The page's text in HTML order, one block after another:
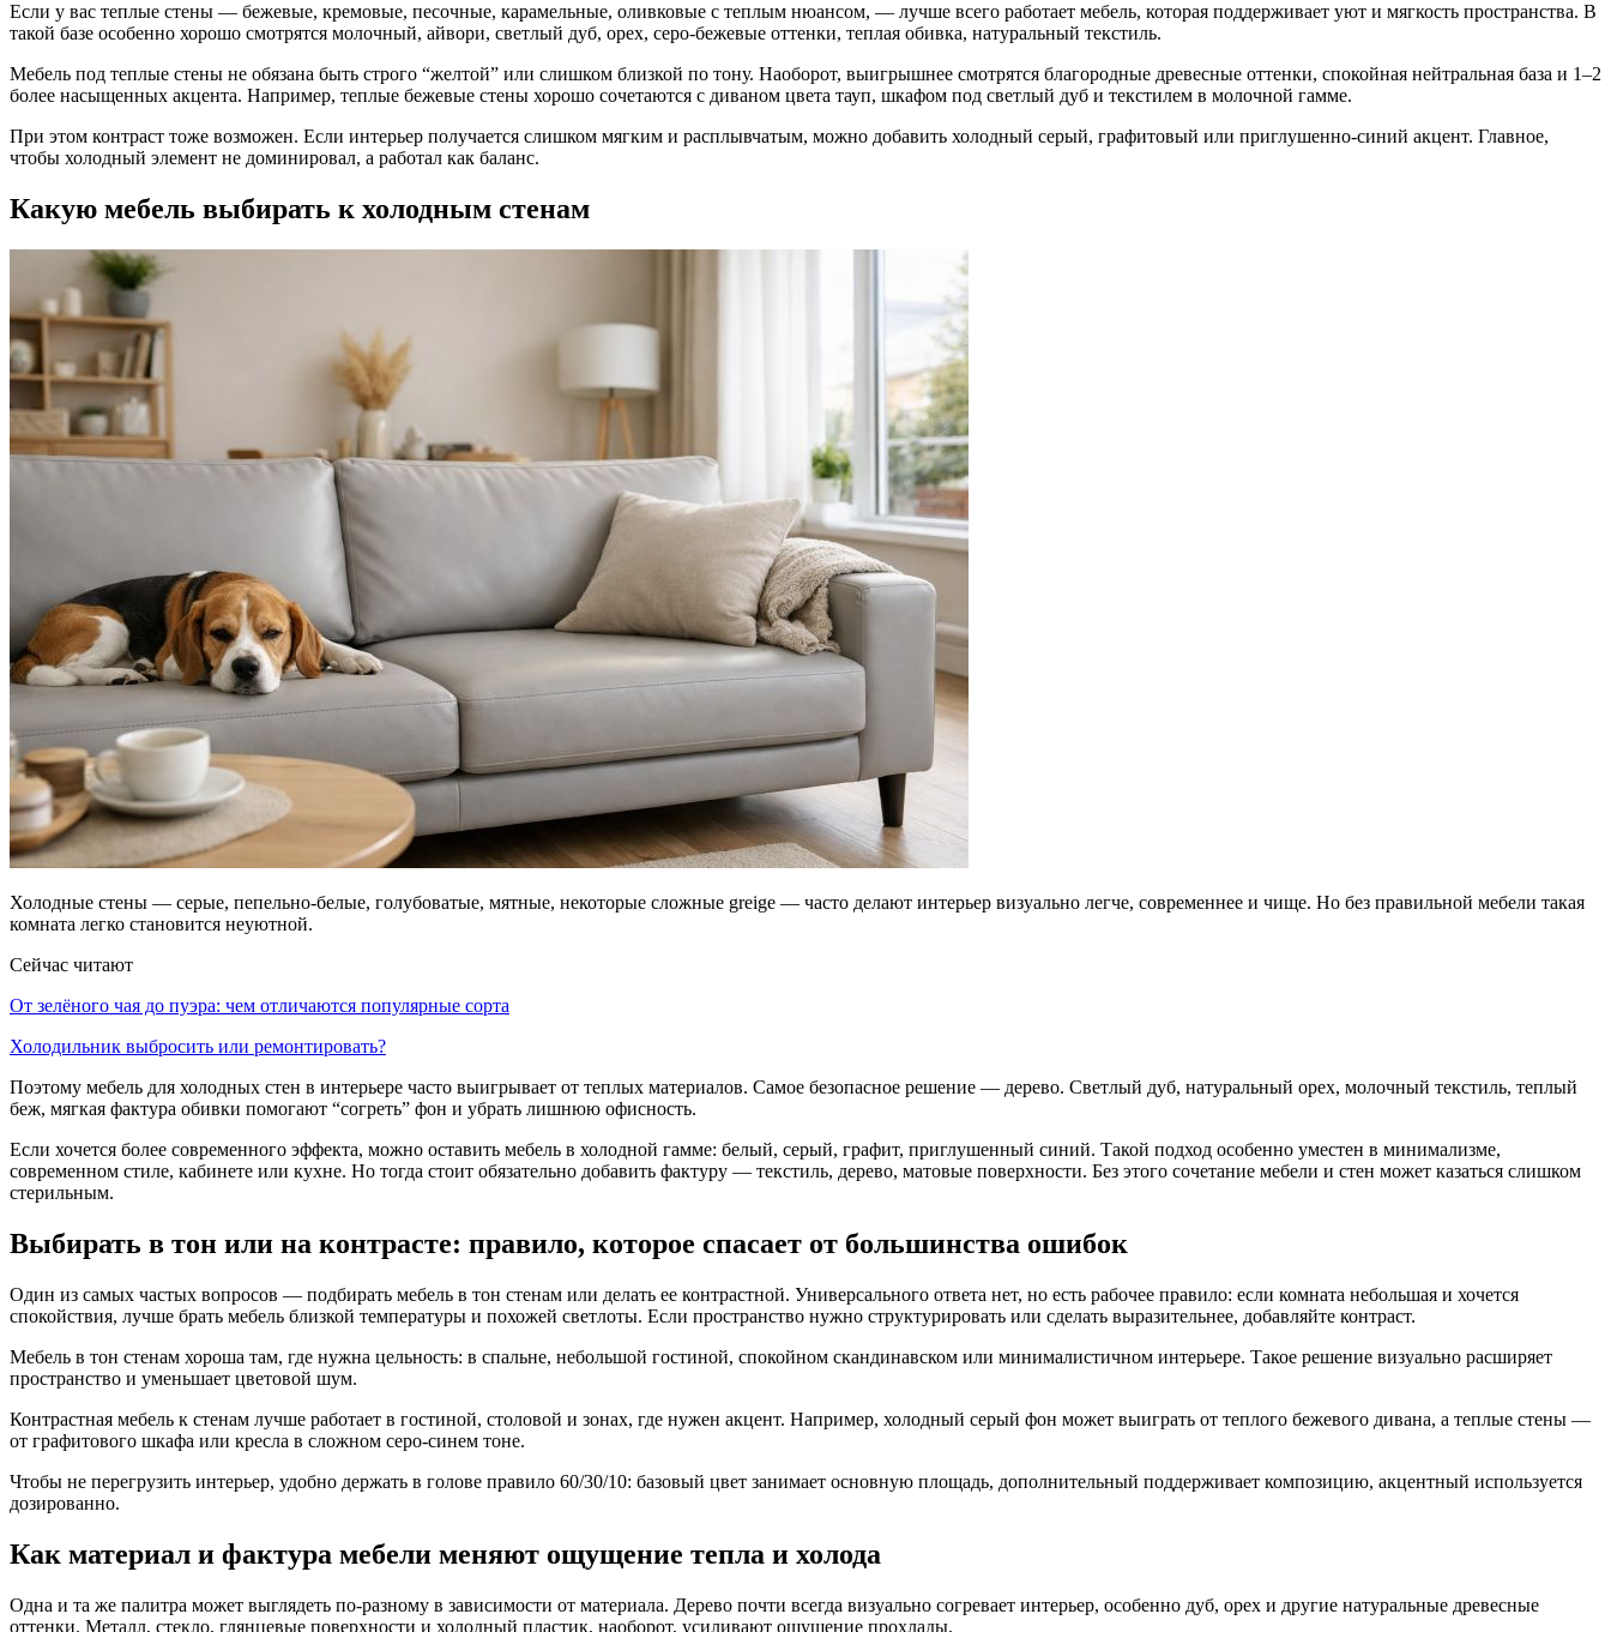
Если у вас теплые стены — бежевые, кремовые, песочные, карамельные, оливковые с теплым нюансом, — лучше всего работает мебель, которая поддерживает уют и мягкость пространства. В
такой базе особенно хорошо смотрятся молочный, айвори, светлый дуб, орех, серо-бежевые оттенки, теплая обивка, натуральный текстиль.
Мебель под теплые стены не обязана быть строго “желтой” или слишком близкой по тону. Наоборот, выигрышнее смотрятся благородные древесные оттенки, спокойная нейтральная база и 1–2
более насыщенных акцента. Например, теплые бежевые стены хорошо сочетаются с диваном цвета тауп, шкафом под светлый дуб и текстилем в молочной гамме.
При этом контраст тоже возможен. Если интерьер получается слишком мягким и расплывчатым, можно добавить холодный серый, графитовый или приглушенно-синий акцент. Главное,
чтобы холодный элемент не доминировал, а работал как баланс.
Какую мебель выбирать к холодным стенам
Холодные стены — серые, пепельно-белые, голубоватые, мятные, некоторые сложные greige — часто делают интерьер визуально легче, современнее и чище. Но без правильной мебели такая
комната легко становится неуютной.
Сейчас читают
От зелёного чая до пуэра: чем отличаются популярные сорта
Холодильник выбросить или ремонтировать?
Поэтому мебель для холодных стен в интерьере часто выигрывает от теплых материалов. Самое безопасное решение — дерево. Светлый дуб, натуральный орех, молочный текстиль, теплый
беж, мягкая фактура обивки помогают “согреть” фон и убрать лишнюю офисность.
Если хочется более современного эффекта, можно оставить мебель в холодной гамме: белый, серый, графит, приглушенный синий. Такой подход особенно уместен в минимализме,
современном стиле, кабинете или кухне. Но тогда стоит обязательно добавить фактуру — текстиль, дерево, матовые поверхности. Без этого сочетание мебели и стен может казаться слишком
стерильным.
Выбирать в тон или на контрасте: правило, которое спасает от большинства ошибок
Один из самых частых вопросов — подбирать мебель в тон стенам или делать ее контрастной. Универсального ответа нет, но есть рабочее правило: если комната небольшая и хочется
спокойствия, лучше брать мебель близкой температуры и похожей светлоты. Если пространство нужно структурировать или сделать выразительнее, добавляйте контраст.
Мебель в тон стенам хороша там, где нужна цельность: в спальне, небольшой гостиной, спокойном скандинавском или минималистичном интерьере. Такое решение визуально расширяет
пространство и уменьшает цветовой шум.
Контрастная мебель к стенам лучше работает в гостиной, столовой и зонах, где нужен акцент. Например, холодный серый фон может выиграть от теплого бежевого дивана, а теплые стены —
от графитового шкафа или кресла в сложном серо-синем тоне.
Чтобы не перегрузить интерьер, удобно держать в голове правило 60/30/10: базовый цвет занимает основную площадь, дополнительный поддерживает композицию, акцентный используется
дозированно.
Как материал и фактура мебели меняют ощущение тепла и холода
Одна и та же палитра может выглядеть по-разному в зависимости от материала. Дерево почти всегда визуально согревает интерьер, особенно дуб, орех и другие натуральные древесные
оттенки. Металл, стекло, глянцевые поверхности и холодный пластик, наоборот, усиливают ощущение прохлады.